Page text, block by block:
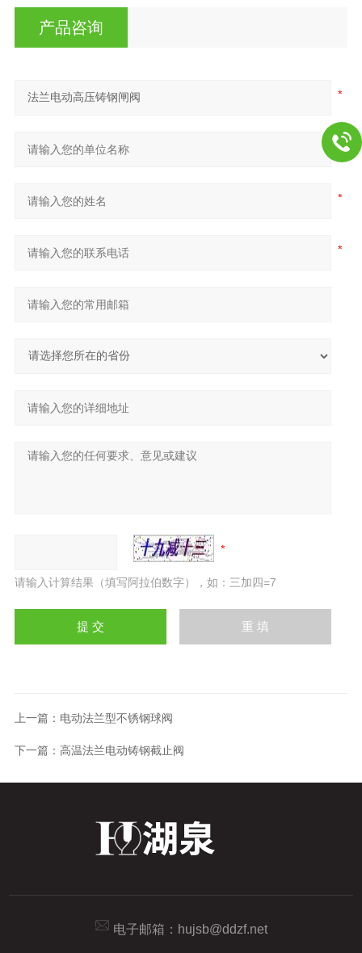
产品咨询
请输入计算结果（填写阿拉伯数字），如：三加四=7
上一篇： 电动法兰型不锈钢球阀
下一篇： 高温法兰电动铸钢截止阀
电子邮箱： hujsb@ddzf.net